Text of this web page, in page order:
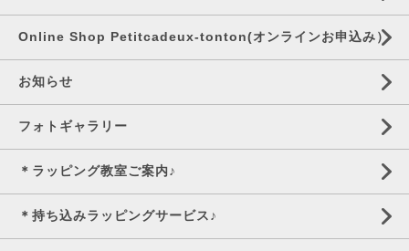
Online Shop Petitcadeux-tonton(オンラインお申込み）
お知らせ
フォトギャラリー
＊ラッピング教室ご案内♪
＊持ち込みラッピングサービス♪